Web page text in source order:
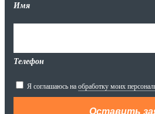
Имя
Телефон
Я соглашаюсь на обработку моих